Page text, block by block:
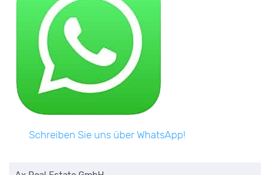
Schreiben Sie uns über WhatsApp!